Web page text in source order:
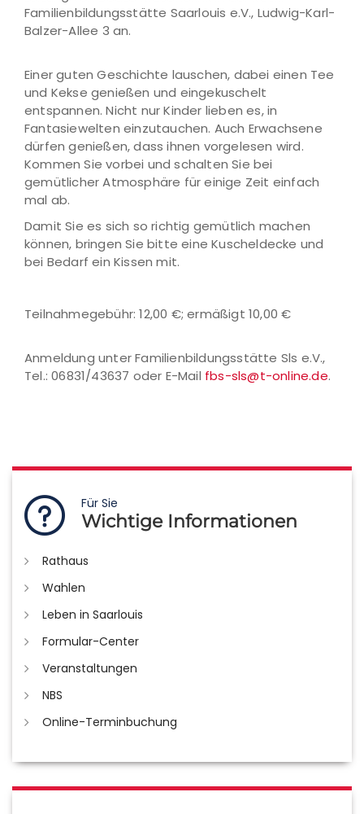
Familienbildungsstätte Saarlouis e.V., Ludwig-Karl-
Balzer-Allee 3 an.
Einer guten Geschichte lauschen, dabei einen Tee
und Kekse genießen und eingekuschelt
entspannen. Nicht nur Kinder lieben es, in
Fantasiewelten einzutauchen. Auch Erwachsene
dürfen genießen, dass ihnen vorgelesen wird.
Kommen Sie vorbei und schalten Sie bei
gemütlicher Atmosphäre für einige Zeit einfach
mal ab.
Damit Sie es sich so richtig gemütlich machen
können, bringen Sie bitte eine Kuscheldecke und
bei Bedarf ein Kissen mit.
Teilnahmegebühr: 12,00 €; ermäßigt 10,00 €
Anmeldung unter Familienbildungsstätte Sls e.V.,
Tel.: 06831/43637 oder E-Mail fbs-sls@t-online.de.
Für Sie
Wichtige Informationen
Rathaus
Wahlen
Leben in Saarlouis
Formular-Center
Veranstaltungen
NBS
Online-Terminbuchung